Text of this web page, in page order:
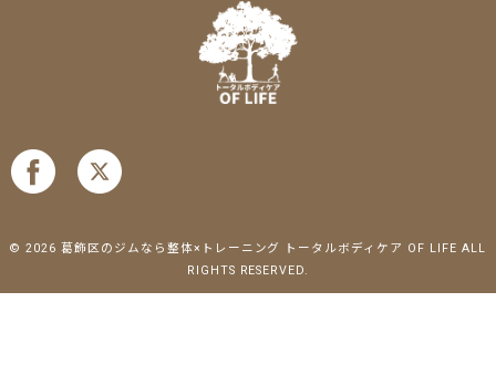
© 2026 葛飾区のジムなら整体×トレーニング トータルボディケア OF LIFE ALL
RIGHTS RESERVED.